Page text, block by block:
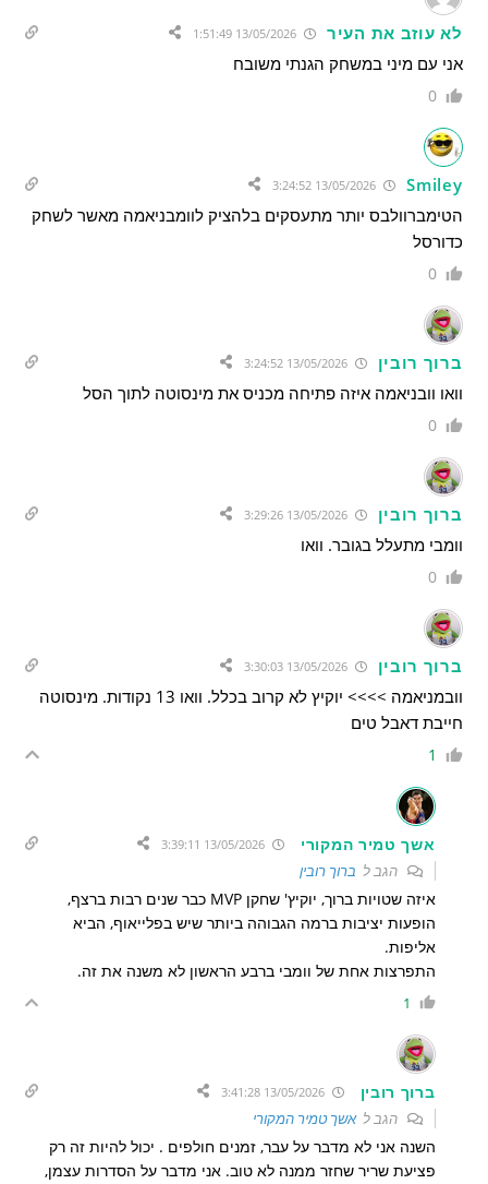
לא עוזב את העיר
אני עם מיני במשחק הגנתי משובח
0
Smiley
הטימברוולבס יותר מתעסקים בלהציק לוומבניאמה מאשר לשחק
כדורסל
0
ברוך רובין 13/05/2026 3:24:52
וואו וובניאמה איזה פתיחה מכניס את מינסוטה לתוך הסל
0
ברוך רובין 13/05/2026 3:29:26
וומבי מתעלל בגובר. וואו
0
ברוך רובין 13/05/2026 3:30:03
וובמניאמה >>>> יוקיץ לא קרוב בכלל. וואו 13 נקודות. מינסוטה
חייבת דאבל טים
1
אשך טמיר המקורי
הגב ל ברוך רובין
איזה שטויות ברוך, יוקיץ' שחקן MVP כבר שנים רבות ברצף,
הופעות יציבות ברמה הגבוהה ביותר שיש בפלייאוף, הביא
אליפות.
התפרצות אחת של וומבי ברבע הראשון לא משנה את זה.
1
ברוך רובין 13/05/2026 3:41:28
הגב לאשך טמיר המקורי
השנה אני לא מדבר על עבר, זמנים חולפים . יכול להיות זה רק
פציעת שריר שחזר ממנה לא טוב. אני מדבר על הסדרות עצמן,